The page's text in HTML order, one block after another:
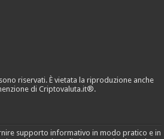
riservati. È vietata la riproduzione anche
di Criptovaluta.it®.
supporto informativo in modo pratico e in